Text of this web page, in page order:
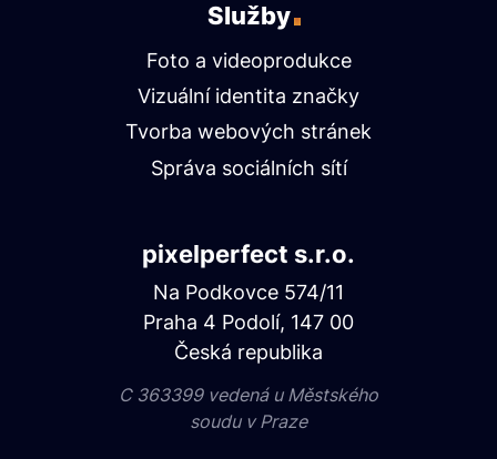
Služby
Foto a videoprodukce
Vizuální identita značky
Tvorba webových stránek
Správa sociálních sítí
pixelperfect s.r.o.
Na Podkovce 574/11
Praha 4 Podolí, 147 00
Česká republika
C 363399 vedená u Městského
soudu v Praze